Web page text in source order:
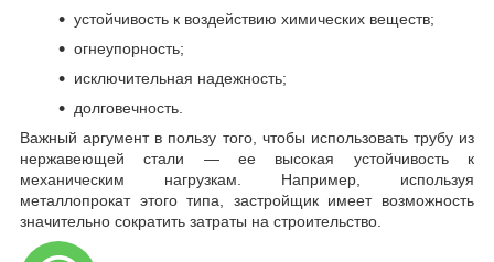
устойчивость к воздействию химических веществ;
огнеупорность;
исключительная надежность;
долговечность.
Важный аргумент в пользу того, чтобы использовать трубу из
нержавеющей стали — ее высокая устойчивость к
механическим нагрузкам. Например, используя
металлопрокат этого типа, застройщик имеет возможность
значительно сократить затраты на строительство.